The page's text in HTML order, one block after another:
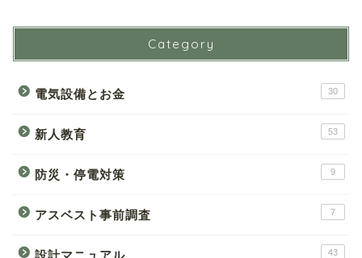
Category
電気設備とお金 30
新人教育 53
防災・停電対策 9
アスベスト事前調査 7
設計マニュアル 43